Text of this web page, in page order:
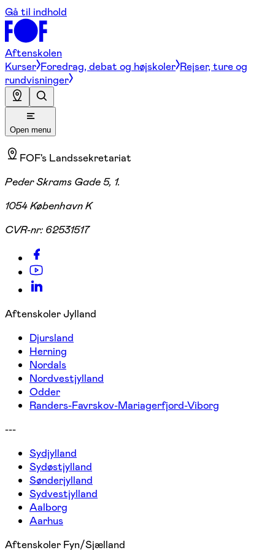
Gå til indhold
Aftenskolen
Kurser Foredrag, debat og højskoler Rejser, ture og
rundvisninger
Open menu
FOF's Landssekretariat
Peder Skrams Gade 5, 1.
1054 København K
CVR-nr: 62531517
Aftenskoler Jylland
Djursland
Herning
Nordals
Nordvestjylland
Odder
Randers-Favrskov-Mariagerfjord-Viborg
---
Sydjylland
Sydøstjylland
Sønderjylland
Sydvestjylland
Aalborg
Aarhus
Aftenskoler Fyn/Sjælland